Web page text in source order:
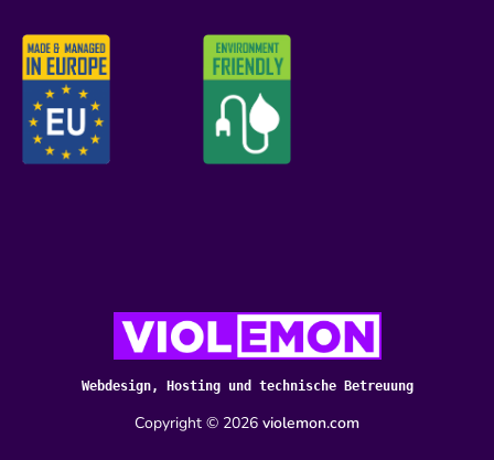
Webdesign, Hosting und technische Betreuung
Copyright © 2026 violemon.com